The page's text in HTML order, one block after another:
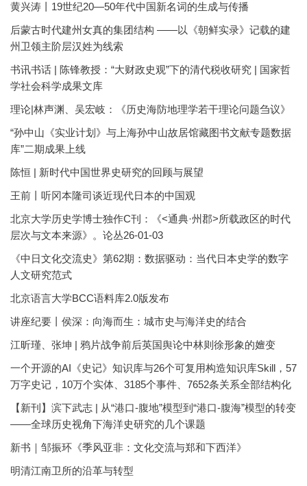
黄兴涛丨19世纪20—50年代中国新名词的生成与传播
后蒙古时代建州女真的集团结构 ——以《朝鲜实录》记载的建
州卫领主阶层汉姓为线索
书讯书话 | 陈锋教授：“大财政史观”下的清代税收研究 | 国家哲
学社会科学成果文库
理论|林声渊、吴宏岐：《历史海防地理学若干理论问题刍议》
“孙中山《实业计划》与上海孙中山故居馆藏图书文献专题数据
库”二期成果上线
陈恒 | 新时代中国世界史研究的回顾与展望
王前丨听冈本隆司谈近现代日本的中国观
北京大学历史学博士独作C刊：《<通典·州郡>所载政区的时代
层次与文本来源》。论丛26-01-03
《中日文化交流史》第62期：数据驱动：当代日本史学的数字
人文研究范式
北京语言大学BCC语料库2.0版发布
讲座纪要丨侯深：向海而生：城市史与海洋史的结合
江昕瑾、张坤 | 鸦片战争前后英国舆论中林则徐形象的嬗变
一个开源的AI《史记》知识库与26个可复用构造知识库Skill，57
万字史记，10万个实体、3185个事件、7652条关系全部结构化
【新刊】滨下武志 | 从“港口-腹地”模型到“港口-腹海”模型的转变
——全球历史视角下海洋史研究的几个课题
新书｜邹振环《季风亚非：文化交流与郑和下西洋》
明清江南卫所的沿革与转型